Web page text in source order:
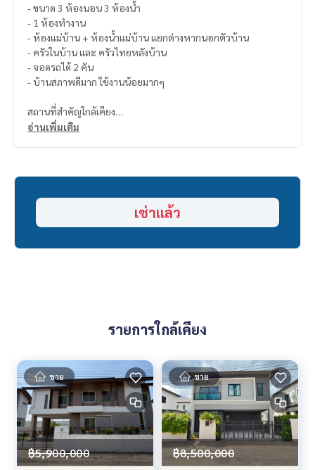
- ขนาด 3 ห้องนอน 3 ห้องน้ำ
- 1 ห้องทำงาน
- ห้องแม่บ้าน + ห้องน้ำแม่บ้าน แยกต่างหากนอกตัวบ้าน
- ครัวในบ้าน และ ครัวไทยหลังบ้าน
- จอดรถได้ 2 คัน
- บ้านสภาพดีมาก ใช้งานน้อยมากๆ
สถานที่สำคัญใกล้เคียง
- Fashion Island, Prommanard, Central East Ville
เช่าเพียง 25,000 บาท ต่อเดือน (ต่อรองได้)
(ค้นหารายการทรัพย์ที่น่าสนใจอื่นๆ)
อ่านเพิ่มเติม
เช่าแล้ว
รายการใกล้เคียง
ขาย
฿5,900,000
ขาย
฿8,500,000